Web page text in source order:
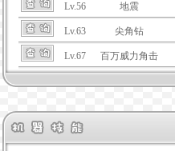
Lv.56 地震
Lv.63 尖角钻
Lv.67 百万威力角击